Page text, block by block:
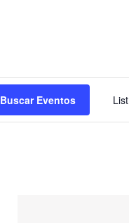
Buscar Eventos List